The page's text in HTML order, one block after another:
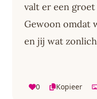
valt er een
Gewoon omdat
en jij wat
0 Kopieer